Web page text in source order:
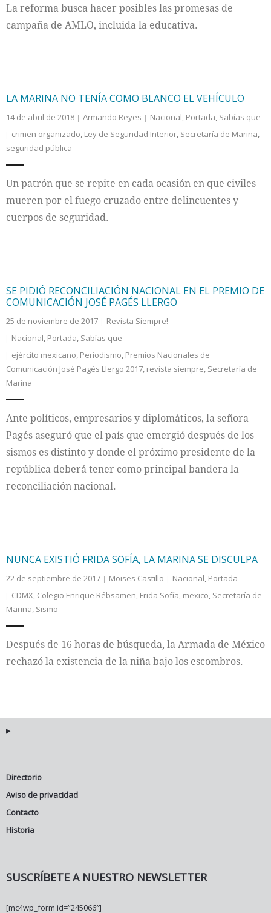
La reforma busca hacer posibles las promesas de
campaña de AMLO, incluida la educativa.
LA MARINA NO TENÍA COMO BLANCO EL VEHÍCULO
14 de abril de 2018 Armando Reyes Nacional, Portada, Sabías que
crimen organizado, Ley de Seguridad Interior, Secretaría de Marina,
seguridad pública
Un patrón que se repite en cada ocasión en que civiles
mueren por el fuego cruzado entre delincuentes y
cuerpos de seguridad.
SE PIDIÓ RECONCILIACIÓN NACIONAL EN EL PREMIO DE
COMUNICACIÓN JOSÉ PAGÉS LLERGO
25 de noviembre de 2017
Revista Siempre!
Nacional, Portada, Sabías que
ejército mexicano, Periodismo, Premios Nacionales de
Comunicación José Pagés Llergo 2017, revista siempre, Secretaría de
Marina
Ante políticos, empresarios y diplomáticos, la señora
Pagés aseguró que el país que emergió después de los
sismos es distinto y donde el próximo presidente de la
república deberá tener como principal bandera la
reconciliación nacional.
NUNCA EXISTIÓ FRIDA SOFÍA, LA MARINA SE DISCULPA
22 de septiembre de 2017 Moises Castillo Nacional, Portada
CDMX, Colegio Enrique Rébsamen, Frida Sofía, mexico, Secretaría de
Marina, Sismo
Después de 16 horas de búsqueda, la Armada de México
rechazó la existencia de la niña bajo los escombros.
Directorio
Aviso de privacidad
Contacto
Historia
SUSCRÍBETE A NUESTRO NEWSLETTER
[mc4wp_form id=”245066″]